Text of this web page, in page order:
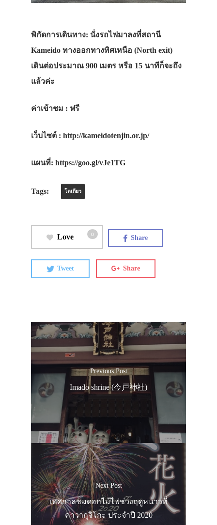
พิกัดการเดินทาง: นั่งรถไฟมาลงที่สถานี
Kameido ทางออกทางทิศเหนือ (North exit)
เดินต่อประมาณ 900 เมตร หรือ 15 นาทีก็จะถึง
แล้วค่ะ
ค่าเข้าชม : ฟรี
เว็บไซต์ : http://kameidotenjin.or.jp/
แผนที่: https://goo.gl/vJe1TG
Tags: โตเกียว
Love 0 Share
Tweet Share
Previous Post
Imado shrine (今戸神社)
Next Post
เทศกาลชมดอกไม้ไฟช่วงฤดูหนาวที่
คาวากุจิโกะ ประจำปี 2020